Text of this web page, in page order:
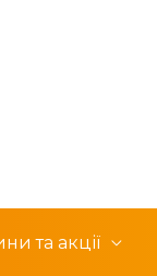
та акції